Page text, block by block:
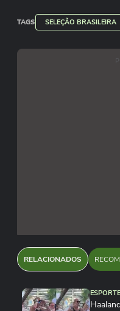
TAGS SELEÇÃO BRASILEIRA
RELACIONADOS